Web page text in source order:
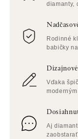
diamanty,
Rodinné
babičky
Dizajnové
Vďaka
Aj